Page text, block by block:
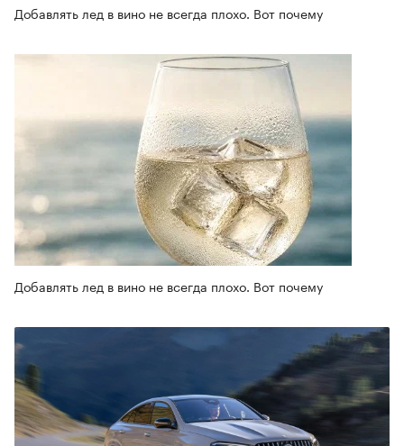
Добавлять лед в вино не всегда плохо. Вот почему
Добавлять лед в вино не всегда плохо. Вот почему